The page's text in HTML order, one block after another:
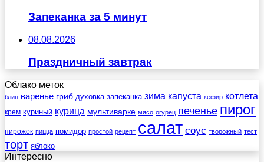
Запеканка за 5 минут
08.08.2026
Праздничный завтрак
Облако меток
блин варенье гриб духовка запеканка зима капуста кефир котлета
крем куриный курица мультиварке мясо огурец печенье пирог
пирожок пицца помидор простой рецепт салат соус творожный тест
торт яблоко
Интересно